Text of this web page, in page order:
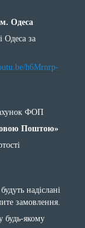
м. Одеса
Одеса за
h6Mrnrp-
ФОП
Поштою»
надіслані
замовлення.
будь-якому